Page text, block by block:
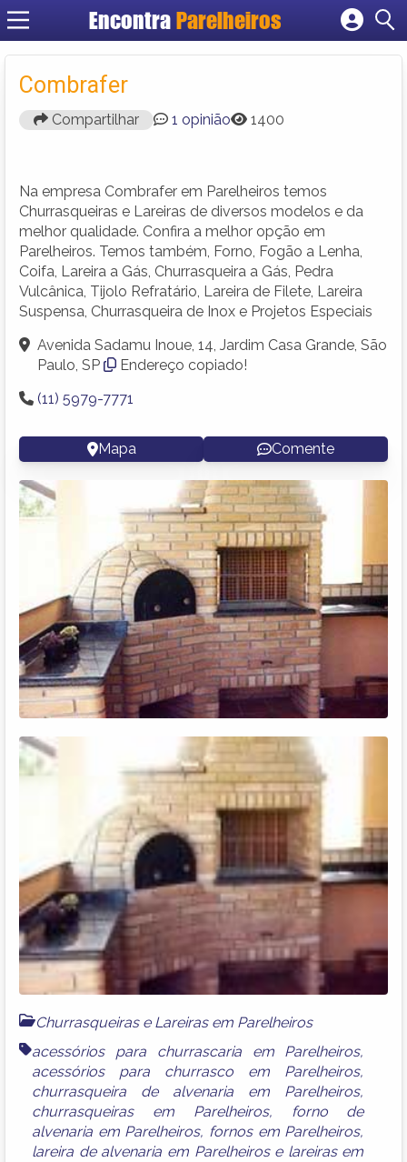
Encontra Parelheiros
Cadastrar empresa
Combrafer
Compartilhar 1 opinião 1400
Na empresa Combrafer em Parelheiros temos
Churrasqueiras e Lareiras de diversos modelos e da
melhor qualidade. Confira a melhor opção em
Parelheiros. Temos também, Forno, Fogão a Lenha,
Coifa, Lareira a Gás, Churrasqueira a Gás, Pedra
Vulcânica, Tijolo Refratário, Lareira de Filete, Lareira
Suspensa, Churrasqueira de Inox e Projetos Especiais
Avenida Sadamu Inoue, 14, Jardim Casa Grande, São
Paulo, SP
Endereço copiado!
(11) 5979-7771
Mapa Comente
Churrasqueiras e Lareiras em Parelheiros
acessórios para churrascaria em Parelheiros,
acessórios para churrasco em Parelheiros,
churrasqueira de alvenaria em Parelheiros,
churrasqueiras em Parelheiros, forno de
alvenaria em Parelheiros, fornos em Parelheiros,
lareira de alvenaria em Parelheirose lareiras em